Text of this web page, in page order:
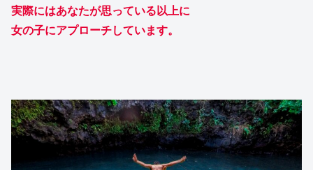
実際にはあなたが思っている以上に
女の子にアプローチしています。